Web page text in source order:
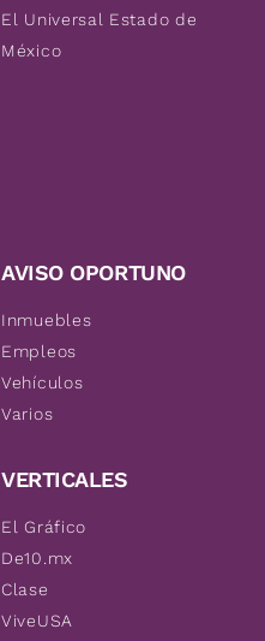
El Universal Estado de
México
AVISO OPORTUNO
Inmuebles
Empleos
Vehículos
Varios
VERTICALES
El Gráfico
De10.mx
Clase
ViveUSA